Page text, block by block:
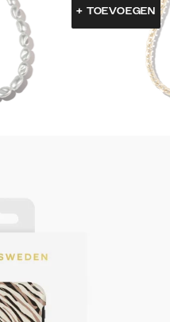
+ TOEVOEGEN